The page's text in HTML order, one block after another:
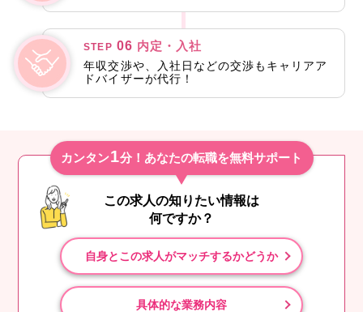
STEP 06 内定・入社
年収交渉や、入社日などの交渉もキャリアア
ドバイザーが代行！
カンタン1分！あなたの転職を無料サポート
この求人の知りたい情報は
何ですか？
自身とこの求人がマッチするかどうか
具体的な業務内容